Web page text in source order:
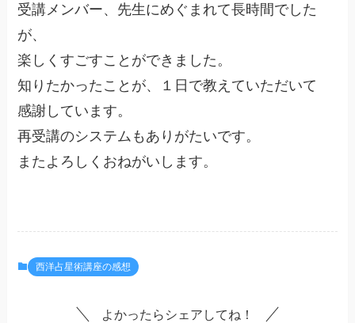
受講メンバー、先生にめぐまれて長時間でした
が、
楽しくすごすことができました。
知りたかったことが、１日で教えていただいて
感謝しています。
再受講のシステムもありがたいです。
またよろしくおねがいします。
西洋占星術講座の感想
よかったらシェアしてね！